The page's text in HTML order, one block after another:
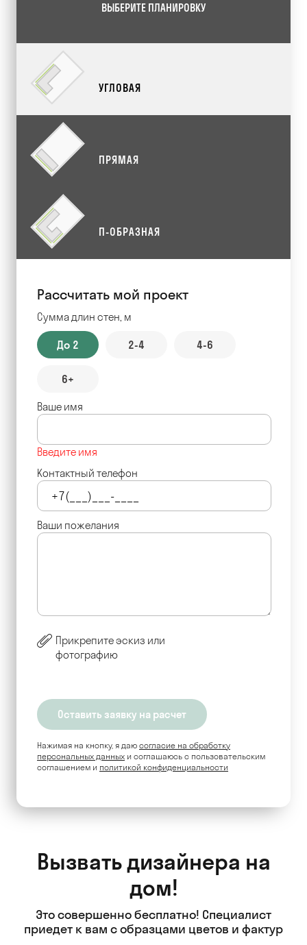
ВЫБЕРИТЕ ПЛАНИРОВКУ
УГЛОВАЯ
ПРЯМАЯ
П-ОБРАЗНАЯ
Рассчитать мой проект
Сумма длин стен, м
До 2 2-4 4-6
6+
Ваше имя
Введите имя
Контактный телефон
Ваши пожелания
Прикрепите эскиз или
фотографию
Нажимая на кнопку, я даю согласие на обработку
персональных данных и соглашаюсь c пользовательским
соглашением и политикой конфиденциальности
Вызвать дизайнера на
дом!
Это совершенно бесплатно! Специалист
приедет к вам с образцами цветов и фактур